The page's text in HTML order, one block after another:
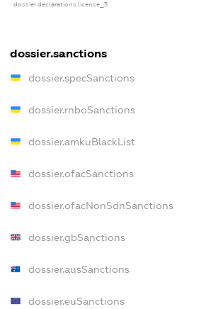
dossier.declarations.license_3
dossier.sanctions
dossier.specSanctions
dossier.rnboSanctions
dossier.amkuBlackList
dossier.ofacSanctions
dossier.ofacNonSdnSanctions
dossier.gbSanctions
dossier.ausSanctions
dossier.euSanctions